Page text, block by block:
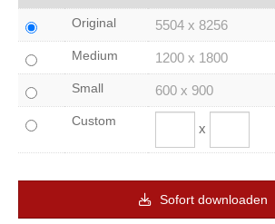
Original 5504 x 8256
Medium 1200 x 1800
Small 600 x 900
Custom x
Sofort downloaden